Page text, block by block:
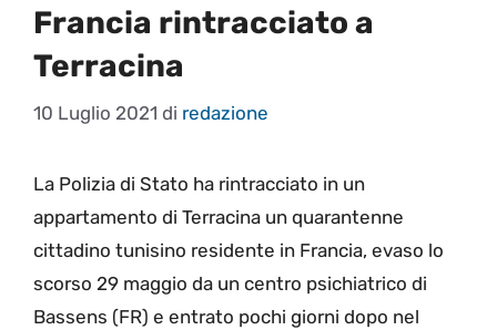
Francia rintracciato a
Terracina
10 Luglio 2021 di redazione
La Polizia di Stato ha rintracciato in un
appartamento di Terracina un quarantenne
cittadino tunisino residente in Francia, evaso lo
scorso 29 maggio da un centro psichiatrico di
Bassens (FR) e entrato pochi giorni dopo nel